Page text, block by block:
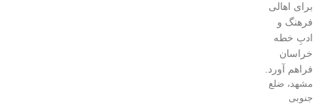
برای اهالی
فرهنگ و
ادبِ خطه
خراسان
فراهم آورد.
مشهد، ضلع
جنوبی